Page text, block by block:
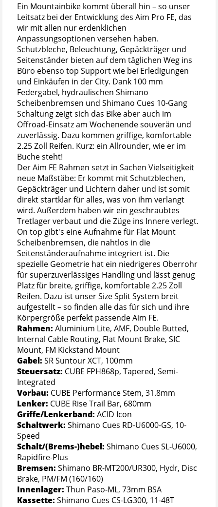
Ein Mountainbike kommt überall hin – so unser
Leitsatz bei der Entwicklung des Aim Pro FE, das
wir mit allen nur erdenklichen
Anpassungsoptionen versehen haben.
Schutzbleche, Beleuchtung, Gepäckträger und
Seitenständer bieten auf dem täglichen Weg ins
Büro ebenso top Support wie bei Erledigungen
und Einkäufen in der City. Dank 100 mm
Federgabel, hydraulischen Shimano
Scheibenbremsen und Shimano Cues 10-Gang
Schaltung zeigt sich das Bike aber auch im
Offroad-Einsatz am Wochenende souverän und
zuverlässig. Dazu kommen griffige, komfortable
2.25 Zoll Reifen. Kurz: ein Allrounder, wie er im
Buche steht!
Der Aim FE Rahmen setzt in Sachen Vielseitigkeit
neue Maßstäbe: Er kommt mit Schutzblechen,
Gepäckträger und Lichtern daher und ist somit
direkt startklar für alles, was von ihm verlangt
wird. Außerdem haben wir ein geschraubtes
Tretlager verbaut und die Züge ins Innere verlegt.
On top gibt's eine Aufnahme für Flat Mount
Scheibenbremsen, die nahtlos in die
Seitenständeraufnahme integriert ist. Die
spezielle Geometrie hat ein niedrigeres Oberrohr
für superzuverlässiges Handling und lässt genug
Platz für breite, griffige, komfortable 2.25 Zoll
Reifen. Dazu ist unser Size Split System breit
aufgestellt – so finden alle das für sich und ihre
Körpergröße perfekt passende Aim FE.
Rahmen: Aluminium Lite, AMF, Double Butted,
Internal Cable Routing, Flat Mount Brake, SIC
Mount, FM Kickstand Mount
Gabel: SR Suntour XCT, 100mm
Steuersatz: CUBE FPH868p, Tapered, Semi-
Integrated
Vorbau: CUBE Performance Stem, 31.8mm
Lenker: CUBE Rise Trail Bar, 680mm
Griffe/Lenkerband: ACID Icon
Schaltwerk: Shimano Cues RD-U6000-GS, 10-
Speed
Schalt/(Brems-)hebel: Shimano Cues SL-U6000,
Rapidfire-Plus
Bremsen: Shimano BR-MT200/UR300, Hydr, Disc
Brake, PM/FM (160/160)
Innenlager: Thun Paso-ML, 73mm BSA
Kassette: Shimano Cues CS-LG300, 11-48T